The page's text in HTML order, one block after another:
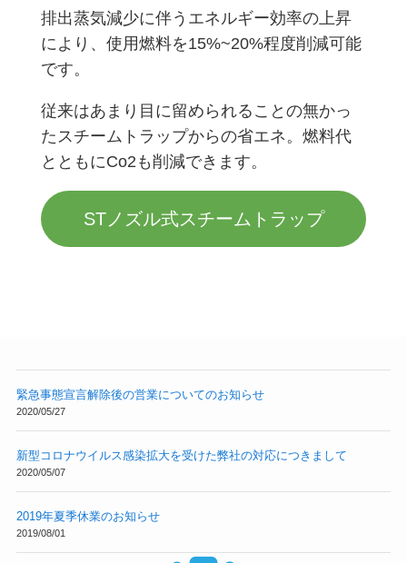
排出蒸気減少に伴うエネルギー効率の上昇
により、使用燃料を15%~20%程度削減可能
です。
従来はあまり目に留められることの無かっ
たスチームトラップからの省エネ。燃料代
とともにCo2も削減できます。
STノズル式スチームトラップ
緊急事態宣言解除後の営業についてのお知らせ
2020/05/27
新型コロナウイルス感染拡大を受けた弊社の対応につきまして
2020/05/07
2019年夏季休業のお知らせ
2019/08/01